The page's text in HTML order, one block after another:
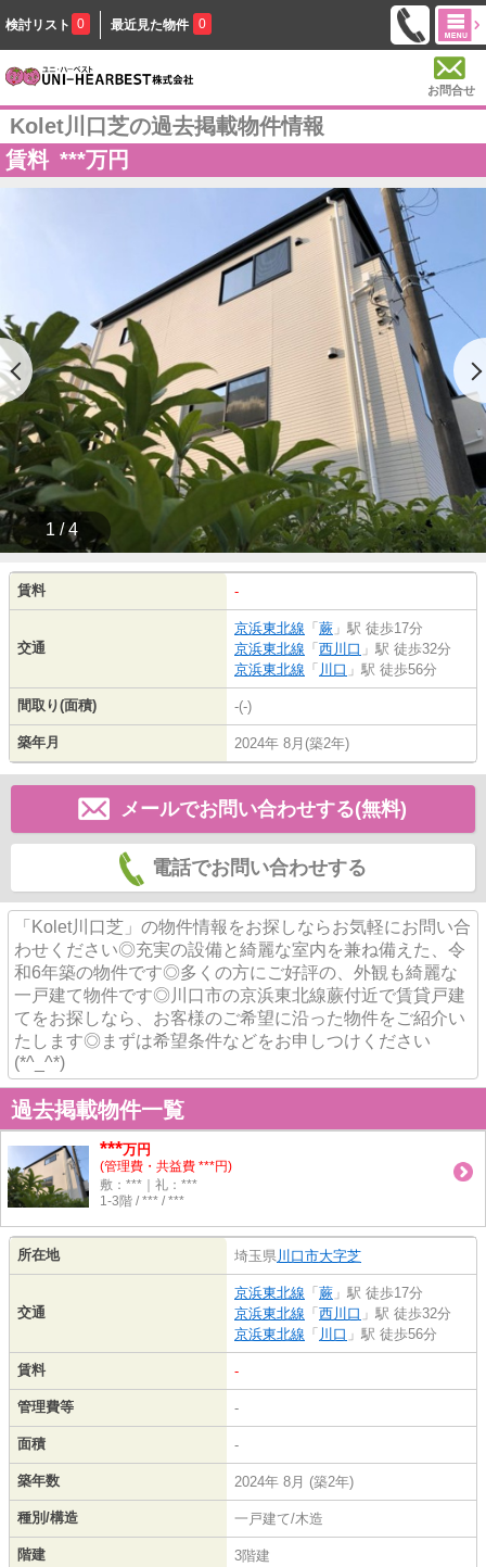
検討リスト 0 最近見た物件 0
お問合せ
Kolet川口芝の過去掲載物件情報
賃料 ***万円
1 / 4
賃料 -
交通
京浜東北線 「 蕨 」駅 徒歩17分
京浜東北線 「 西川口 」駅 徒歩32分
京浜東北線 「 川口 」駅 徒歩56分
間取り(面積) -(-)
築年月 2024年 8月(築2年)
メールでお問い合わせする(無料)
電話でお問い合わせする
「Kolet川口芝」の物件情報をお探しならお気軽にお問い合
わせください◎充実の設備と綺麗な室内を兼ね備えた、令
和6年築の物件です◎多くの方にご好評の、外観も綺麗な
一戸建て物件です◎川口市の京浜東北線蕨付近で賃貸戸建
てをお探しなら、お客様のご希望に沿った物件をご紹介い
たします◎まずは希望条件などをお申しつけください
(*^_^*)
過去掲載物件一覧
***万円
(管理費・共益費 ***円)
敷：***｜礼：***
1-3階 / *** / ***
所在地 埼玉県川口市大字芝
交通
京浜東北線 「 蕨 」駅 徒歩17分
京浜東北線 「 西川口 」駅 徒歩32分
京浜東北線 「 川口 」駅 徒歩56分
賃料 -
管理費等 -
面積 -
築年数 2024年 8月 (築2年)
種別/構造 一戸建て/木造
階建 3階建